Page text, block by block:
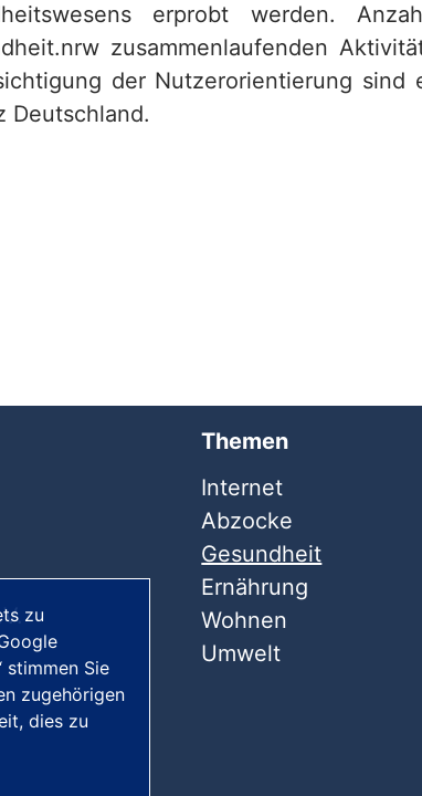
erprobt werden.
zusammenlaufenden
der Nutzerorientierung sind
Deutschland.
Themen
Internet
Abzocke
Gesundheit
Ernährung
Wohnen
Umwelt
zu
stimmen Sie
zugehörigen
dies zu